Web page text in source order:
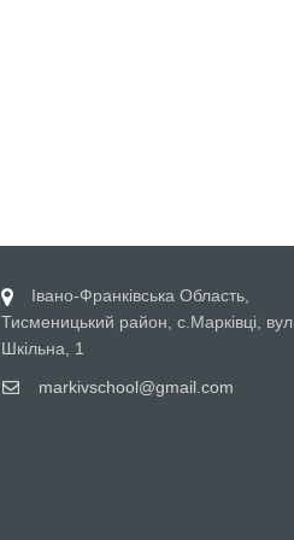
Івано-Франківська Область,
Тисменицький район, с.Марківці, вул.
Шкільна, 1
markivschool@gmail.com